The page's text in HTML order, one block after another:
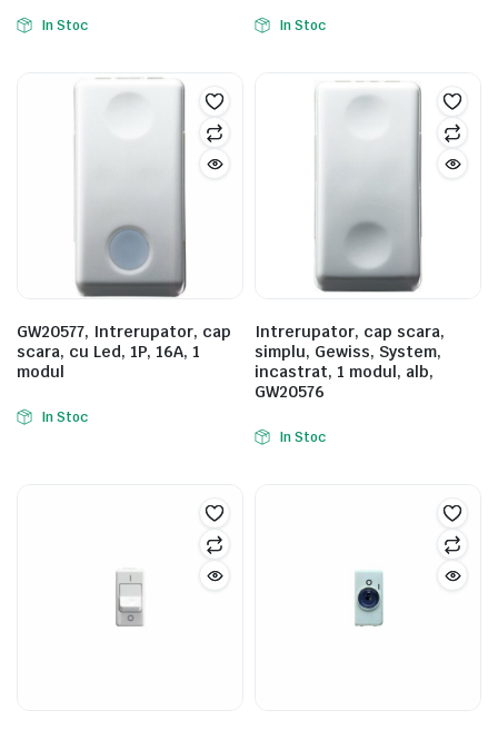
In Stoc In Stoc
GW20577, Intrerupator, cap
scara, cu Led, 1P, 16A, 1
modul
In Stoc
Intrerupator, cap scara,
simplu, Gewiss, System,
incastrat, 1 modul, alb,
GW20576
In Stoc